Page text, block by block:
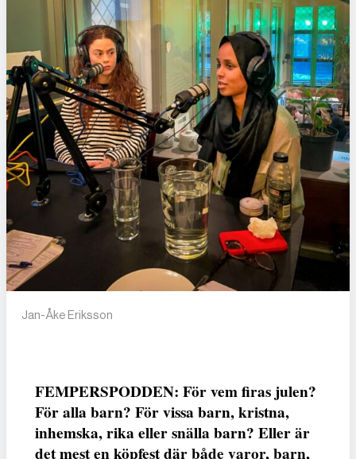
Jan-Åke Eriksson
FEMPERSPODDEN: För vem firas julen?
För alla barn? För vissa barn, kristna,
inhemska, rika eller snälla barn? Eller är
det mest en köpfest där både varor, barn,